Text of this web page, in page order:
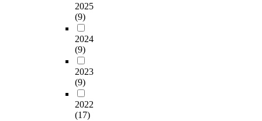
2025
(9)
2024
(9)
2023
(9)
2022
(17)